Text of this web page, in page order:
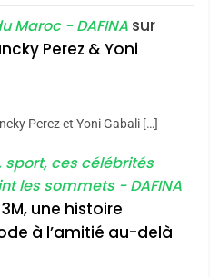
dis génocide, je dis
La nouvelle
sur la Nostalgie
Maroc - DAFINA sur
Perez & Yoni
Perez et Yoni Gabali […]
sport, ces célébrités
les sommets - DAFINA
une histoire
à l’amitié au-delà
contre
ISRAÉL
JE REVENDIQUE
Dvir
NOUS MANQUE –
Hadida